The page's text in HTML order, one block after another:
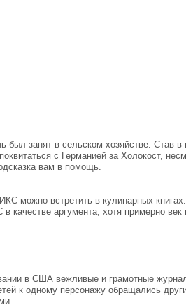
занят в сельском хозяйстве. Став в
с Германией за Холокост,
вам в помощь.
можно встретить в кулинарных
качестве аргумента, хотя примерно
в США вежливые и грамотные
к одному персонажу обращались